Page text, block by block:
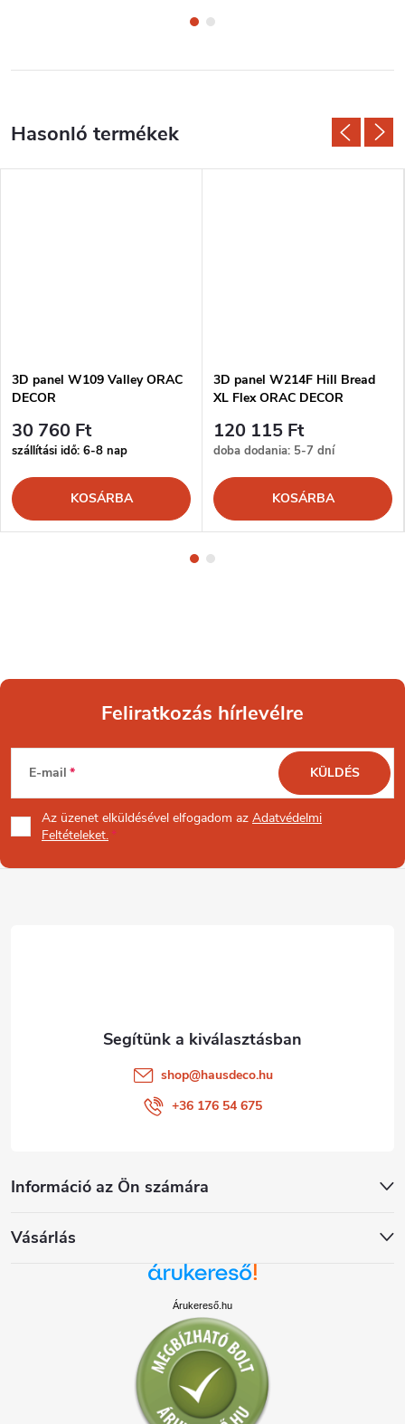
3D panel W109 Valley ORAC
DECOR
30 760 Ft
szállítási idő: 6-8 nap
KOSÁRBA
3D panel W214F Hill Bread
XL Flex ORAC DECOR
120 115 Ft
doba dodania: 5-7 dní
KOSÁRBA
L
á
b
Feliratkozás hírlevélre
E-mail
Az üzenet elküldésével elfogadom az Adatvédelmi
Feltételeket.
KÜLDÉS
Információ az Ön számára
Vásárlás
shop@hausdeco.hu
+36 176 54 675
Árukereső.hu